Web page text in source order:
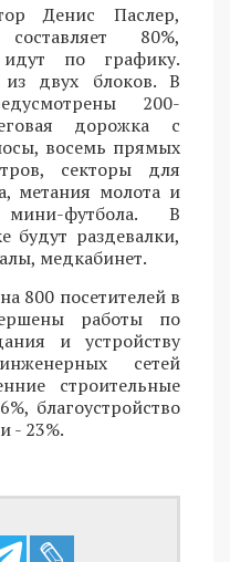
Денис Паслер,
80%,
идут по графику.
двух блоков. В
200-
дорожка с
восемь прямых
секторы для
метания молота и
футбола. В
будут раздевалки,
медкабинет.
800 посетителей в
работы по
и устройству
сетей
строительные
благоустройство
- 23%.